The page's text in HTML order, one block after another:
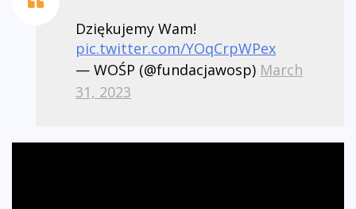
Dziękujemy Wam!
pic.twitter.com/YOqCrpWPex
— WOŚP (@fundacjawosp) March
31, 2023